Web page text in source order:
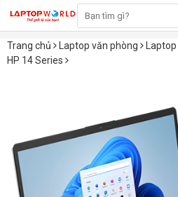
Trang chủ Laptop văn phòng
HP 14 Series